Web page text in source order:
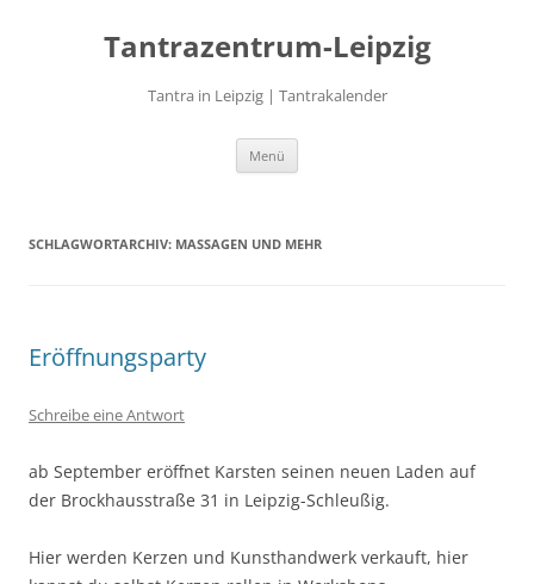
Tantrazentrum-Leipzig
Tantra in Leipzig | Tantrakalender
Menü
SCHLAGWORTARCHIV: MASSAGEN UND MEHR
Eröffnungsparty
Schreibe eine Antwort
ab September eröffnet Karsten seinen neuen Laden auf
der Brockhausstraße 31 in Leipzig-Schleußig.
Hier werden Kerzen und Kunsthandwerk verkauft, hier